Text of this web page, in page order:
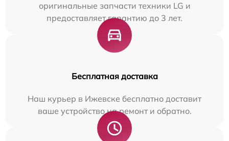
оригинальные запчасти техники LG и
предоставляет гарантию до 3 лет.
Бесплатная доставка
Наш курьер в Ижевске бесплатно доставит
ваше устройство на ремонт и обратно.